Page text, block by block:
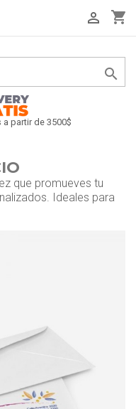
shopping_cart


partir de 3500$
que promueves tu
Ideales para